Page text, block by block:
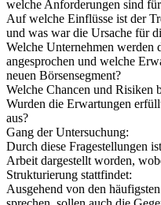
welche Anforderungen sind
Auf welche Einflüsse ist der
und was war die Ursache für
Welche Unternehmen werden
angesprochen und welche
neuen Börsensegment?
Welche Chancen und Risiken
Wurden die Erwartungen
aus?
Gang der Untersuchung:
Durch diese Fragestellungen
Arbeit dargestellt worden,
Strukturierung stattfindet:
Ausgehend von den